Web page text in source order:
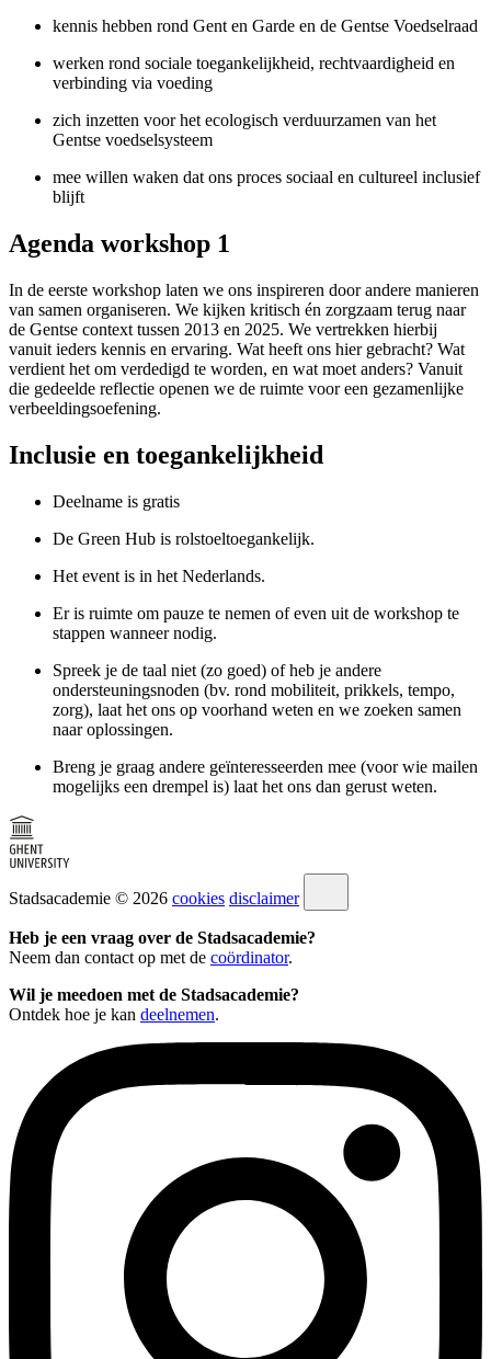
kennis hebben rond Gent en Garde en de Gentse Voedselraad
werken rond sociale toegankelijkheid, rechtvaardigheid en
verbinding via voeding
zich inzetten voor het ecologisch verduurzamen van het
Gentse voedselsysteem
mee willen waken dat ons proces sociaal en cultureel inclusief
blijft
Agenda workshop 1
In de eerste workshop laten we ons inspireren door andere manieren
van samen organiseren. We kijken kritisch én zorgzaam terug naar
de Gentse context tussen 2013 en 2025. We vertrekken hierbij
vanuit ieders kennis en ervaring. Wat heeft ons hier gebracht? Wat
verdient het om verdedigd te worden, en wat moet anders? Vanuit
die gedeelde reflectie openen we de ruimte voor een gezamenlijke
verbeeldingsoefening.
Inclusie en toegankelijkheid
Deelname is gratis
De Green Hub is rolstoeltoegankelijk.
Het event is in het Nederlands.
Er is ruimte om pauze te nemen of even uit de workshop te
stappen wanneer nodig.
Spreek je de taal niet (zo goed) of heb je andere
ondersteuningsnoden (bv. rond mobiliteit, prikkels, tempo,
zorg), laat het ons op voorhand weten en we zoeken samen
naar oplossingen.
Breng je graag andere geïnteresseerden mee (voor wie mailen
mogelijks een drempel is) laat het ons dan gerust weten.
Stadsacademie © 2026 cookies disclaimer
Heb je een vraag over de Stadsacademie?
Neem dan contact op met de coördinator.
Wil je meedoen met de Stadsacademie?
Ontdek hoe je kan deelnemen.